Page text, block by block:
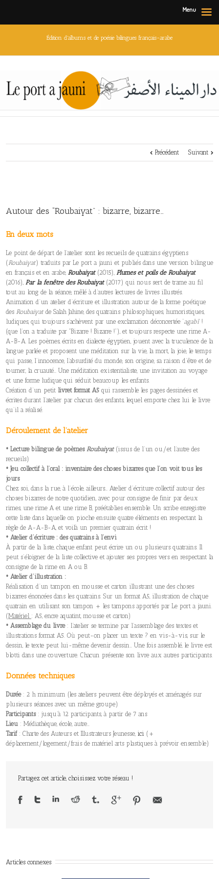
Édition d'albums et de poésie bilingues français-arabe
Précédent Suivant
Autour des “Roubaiyat” : bizarre, bizarre…
En deux mots
Le point de départ de l’atelier sont les recueils de quatrains égyptiens
(Roubaiyat) traduits par Le port a jauni et publiés dans une version bilingue
en français et en arabe, Roubaiyat (2015), Plumes et poils de Roubaiyat
(2016), Par la fenêtre des Roubaiyat(2017) qui nous sert de trame au fil
tout au long de la séance, mêlé à d’autres lectures de livres illustrés.
Animation d’un atelier d’écriture et illustration autour de la forme poétique
des Roubaiyat de Salah Jahine, des quatrains philosophiques, humoristiques,
ludiques, qui toujours s’achèvent par une exclamation déconcertée ‘agabî!
(que l’on a traduite par “Bizarre ! Bizarre !”), et toujours respecte une rime A-
A-B-A. Les poèmes, écrits en dialecte égyptien, jouent avec la truculence de la
langue parlée et proposent une méditation sur la vie, la mort, la joie, le temps
qui passe, l’innocence, l’absurdité du monde, son origine, sa raison d’être et de
tourner, la cruauté… Une méditation existentialiste, une invitation au voyage
et une forme ludique qui séduit beaucoup les enfants.
Création d’un petit livret format A5 qui rassemble les pages dessinées et
écrites durant l’atelier par chacun des enfants, lequel emporte chez lui le livre
qu’il a réalisé.
Déroulement de l’atelier
• Lecture bilingue de poèmes Roubaiyat(issus de l’un ou/et l’autre des
recueils)
• Jeu collectif à l’oral : inventaire des choses bizarres que l’on voit tous les
jours
Chez soi, dans la rue, à l’école, ailleurs… Atelier d’écriture collectif autour des
choses bizarres de notre quotidien, avec pour consigne de finir par deux
rimes, une rime A et une rime B, préétablies ensemble. Un scribe enregistre
cette liste dans laquelle on pioche ensuite quatre éléments en respectant la
règle de A-A-B-A, et voilà un premier quatrain écrit !
• Atelier d’écriture : des quatrains à l’envi
À partir de la liste, chaque enfant peut écrire un ou plusieurs quatrains. Il
peut s’éloigner de la liste collective et ajouter ses propres vers en respectant la
consigne de la rime en A ou B.
• Atelier d’illustration :
Réalisation d’un tampon en mousse et carton illustrant une des choses
bizarres énoncées dans les quatrains. Sur un format A5, illustration de chaque
quatrain en utilisant son tampon + les tampons apportés par Le port a jauni.
(Matériel : A5, encre aquatint, mousse et carton)
• Assemblage du livre : l’atelier se termine par l’assemblage des textes et
illustrations format A5. Où peut-on placer un texte ? en vis-à-vis, sur le
dessin, le texte peut lui-même devenir dessin… Une fois assemblé, le livre est
blotti dans une couverture. Chacun présente son livre aux autres participants.
Données techniques
Durée : 2 h minimum (les ateliers peuvent être déployés et aménagés sur
plusieurs séances avec un même groupe)
Participants : jusqu’à 12 participants, à partir de 7 ans
Lieu : Médiathèque, école, autre…
Tarif : Charte des Auteurs et Illustrateurs Jeunesse, ici (+
déplacement/logement/frais de matériel arts plastiques à prévoir ensemble)
Partagez cet article, choisissez votre réseau !
Articles connexes
Menu